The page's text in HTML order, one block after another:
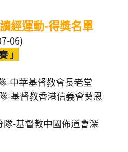
經運動-得獎名單
06)
」
-中華基督教會長老堂
-基督教香港信義會葵恩
-基督教中國佈道會深